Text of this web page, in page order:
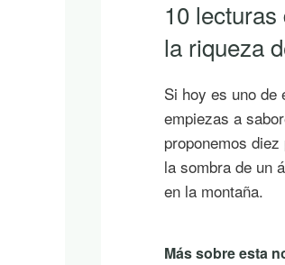
10
la riqueza
Si hoy es uno de
empiezas a
proponemos
la sombra de un
en la montaña.
Más sobre esta